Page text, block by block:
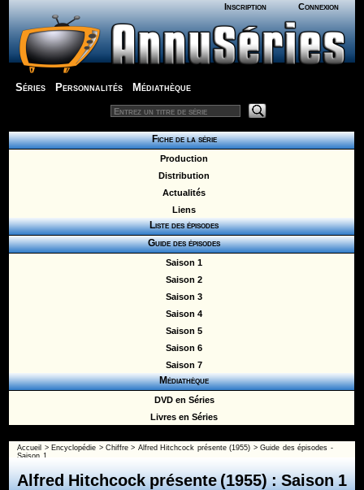
Inscription Connexion
Séries Personnalités Médiathèque
Fiche de la série
Production
Distribution
Actualités
Liens
Liste des épisodes
Guide des épisodes
Saison 1
Saison 2
Saison 3
Saison 4
Saison 5
Saison 6
Saison 7
Médiathèque
DVD en Séries
Livres en Séries
Accueil > Encyclopédie >Chiffre > Alfred Hitchcock présente (1955) >Guide des épisodes -
Saison 1
Alfred Hitchcock présente (1955) : Saison 1